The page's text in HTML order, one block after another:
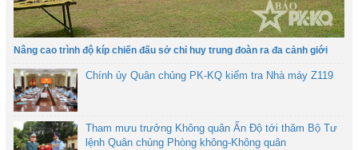
Nâng cao trình độ kíp chiến đấu sở chỉ huy trung đoàn ra đa cảnh giới
Chính ủy Quân chủng PK-KQ kiểm tra Nhà máy Z119
Tham mưu trưởng Không quân Ấn Độ tới thăm Bộ Tư
lệnh Quân chủng Phòng không-Không quân